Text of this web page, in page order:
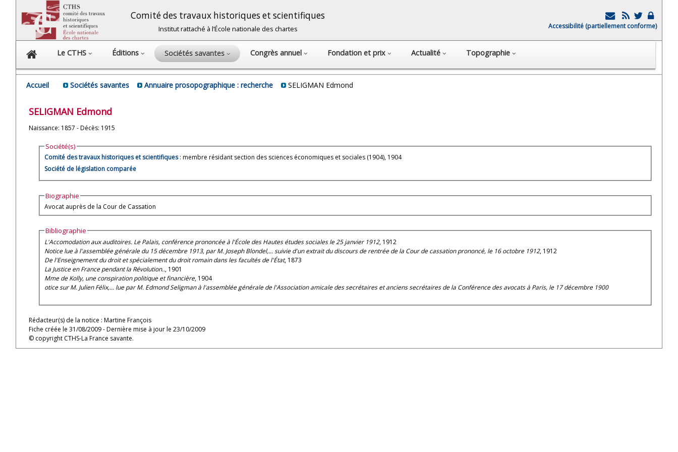
Comité des travaux historiques et scientifiques
Institut rattaché à l’École nationale des chartes Accessibilité (partiellement conforme)
Le CTHS Éditions Sociétés savantes Congrès annuel Fondation et prix Actualité Topographie
Accueil Sociétés savantes Annuaire prosopographique : recherche SELIGMAN Edmond
SELIGMAN Edmond
Naissance: 1857 - Décès: 1915
Société(s)
Comité des travaux historiques et scientifiques: membre résidant section des sciences économiques et sociales (1904), 1904
Société de législation comparée
Biographie
Avocat auprès de la Cour de Cassation
Bibliographie
L'Accomodation aux auditoires. Le Palais, conférence prononcée à l'École des Hautes études sociales le 25 janvier 1912, 1912
Notice lue à l'assemblée générale du 15 décembre 1913, par M. Joseph Blondel,... suivie d'un extrait du discours de rentrée de la Cour de cassation prononcé, le 16 octobre 1912, 1912
De l'Enseignement du droit et spécialement du droit romain dans les facultés de l'État, 1873
La Justice en France pendant la Révolution.., 1901
Mme de Kolly, une conspiration politique et financière, 1904
otice sur M. Julien Félix,... lue par M. Edmond Seligman à l'assemblée générale de l'Association amicale des secrétaires et anciens secrétaires de la Conférence des avocats à Paris, le 17 décembre 1900
Rédacteur(s) de la notice : Martine François
Fiche créée le 31/08/2009 - Dernière mise à jour le 23/10/2009
© copyright CTHS-La France savante.